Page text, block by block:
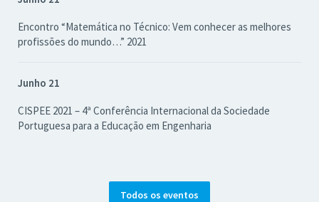
Encontro “Matemática no Técnico: Vem conhecer as melhores
profissões do mundo…” 2021
Junho 21
CISPEE 2021 – 4ª Conferência Internacional da Sociedade
Portuguesa para a Educação em Engenharia
Todos os eventos